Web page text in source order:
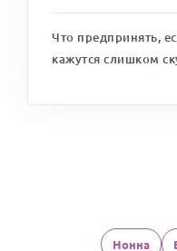
Что предпринять,
кажутся слишком
Нонна